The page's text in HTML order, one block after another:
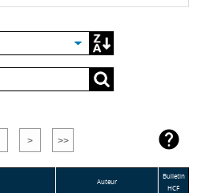
> >> 
Auteur
Bulletin
HCF